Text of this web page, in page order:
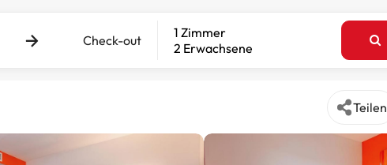
Check-out
1 Zimmer
2 Erwachsene
Teilen